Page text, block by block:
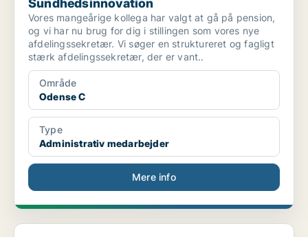
Sundhedsinnovation
Vores mangeårige kollega har valgt at gå på pension,
og vi har nu brug for dig i stillingen som vores nye
afdelingssekretær. Vi søger en struktureret og fagligt
stærk afdelingssekretær, der er vant..
Område
Odense C
Type
Administrativ medarbejder
Mere info
Direktionskonsulent til Direktionssekretariatet i ...